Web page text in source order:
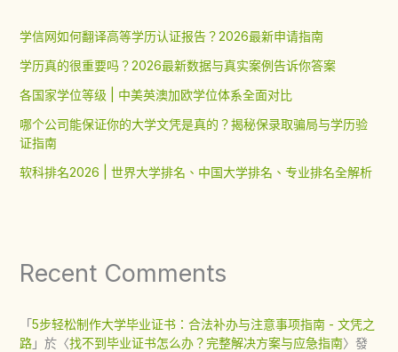
学信网如何翻译高等学历认证报告？2026最新申请指南
学历真的很重要吗？2026最新数据与真实案例告诉你答案
各国家学位等级 | 中美英澳加欧学位体系全面对比
哪个公司能保证你的大学文凭是真的？揭秘保录取骗局与学历验
证指南
软科排名2026 | 世界大学排名、中国大学排名、专业排名全解析
Recent Comments
「5步轻松制作大学毕业证书：合法补办与注意事项指南 - 文凭之
路」於〈找不到毕业证书怎么办？完整解决方案与应急指南〉發